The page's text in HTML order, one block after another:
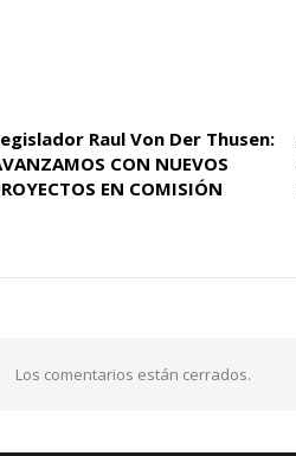
Raul Von Der Thusen:
CON NUEVOS
EN COMISIÓN
Los comentarios están cerrados.